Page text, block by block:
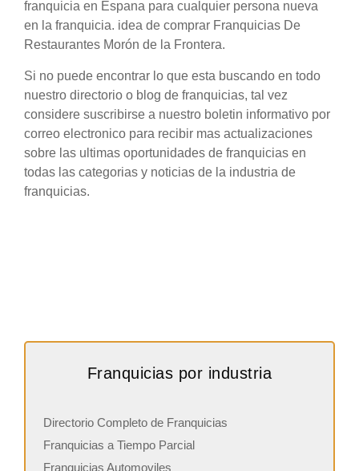
franquicia en Espana para cualquier persona nueva
en la franquicia. idea de comprar Franquicias De
Restaurantes Morón de la Frontera.
Si no puede encontrar lo que esta buscando en todo
nuestro directorio o blog de franquicias, tal vez
considere suscribirse a nuestro boletin informativo por
correo electronico para recibir mas actualizaciones
sobre las ultimas oportunidades de franquicias en
todas las categorias y noticias de la industria de
franquicias.
Franquicias por industria
Directorio Completo de Franquicias
Franquicias a Tiempo Parcial
Franquicias Automoviles